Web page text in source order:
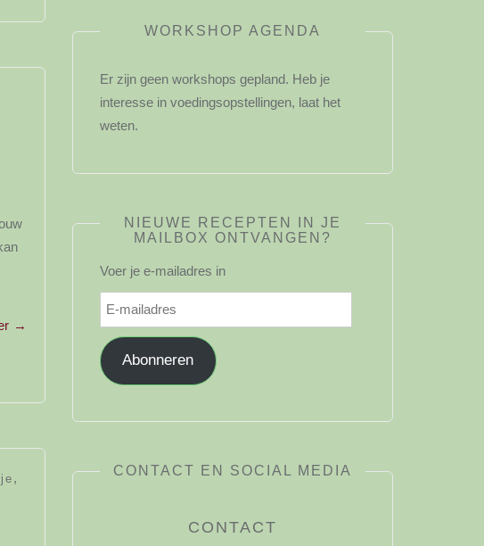
→
,
WORKSHOP AGENDA
Er zijn geen workshops gepland. Heb je
interesse in voedingsopstellingen, laat het
weten.
NIEUWE RECEPTEN IN JE
MAILBOX ONTVANGEN?
Voer je e-mailadres in
E-
mailadres
Abonneren
CONTACT EN SOCIAL MEDIA
CONTACT